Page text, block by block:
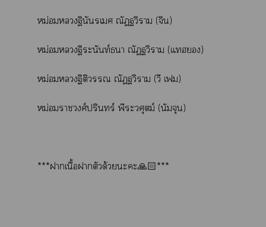
หม่อมฐินันรเศ ณัฏฐวิราม (จิน)
หม่อมฐิะนันท์า ณัฏฐวิราม (แทฮ)
หม่อมฐิติวร ณัฏฐวิราม (วี เฟม)
หม่อมาวงศ์ปรินทร์ พีะวศุตม์ (นัมจุน)
***าเนื้อาตัวด้วยะะ🙏🏻***